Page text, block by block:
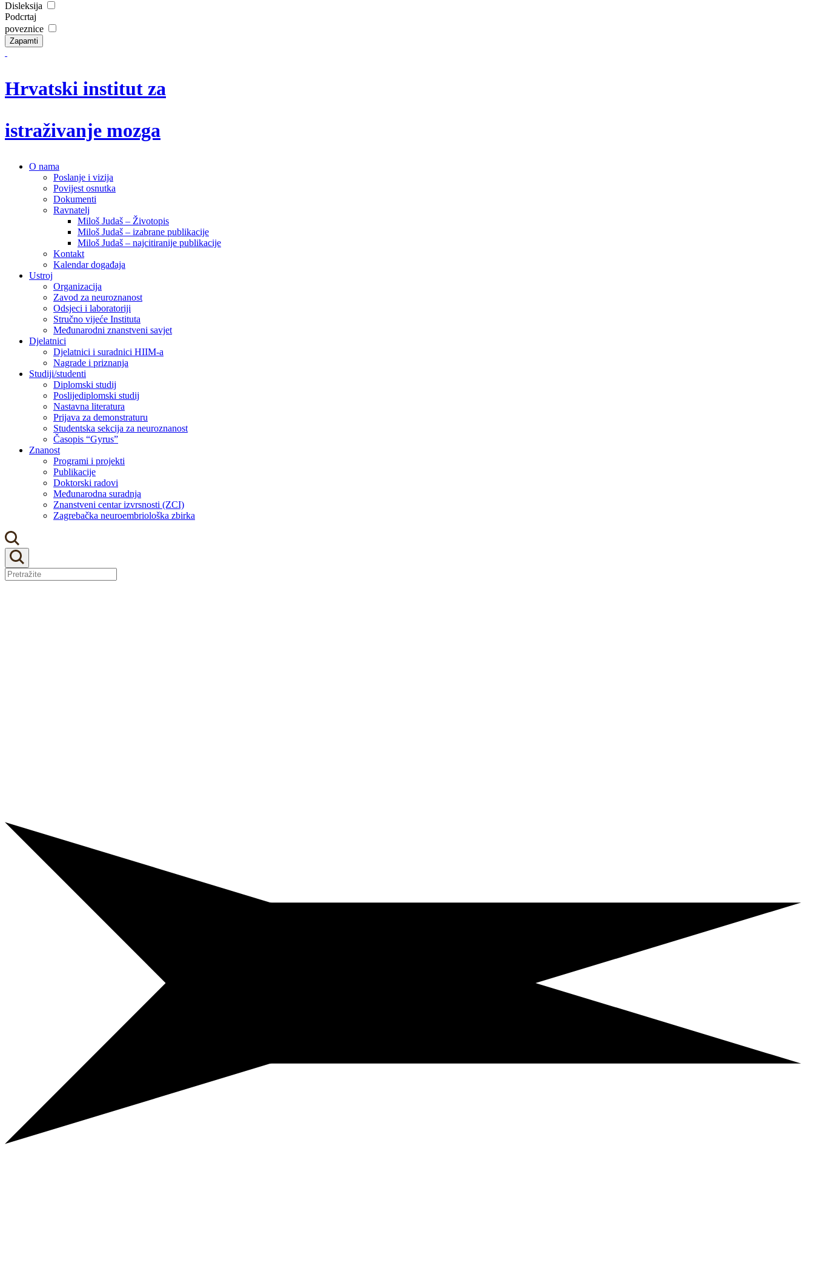
Disleksija
Podcrtaj
poveznice
Zapamti
Hrvatski institut za
istraživanje mozga
O nama
Poslanje i vizija
Povijest osnutka
Dokumenti
Ravnatelj
Miloš Judaš – Životopis
Miloš Judaš – izabrane publikacije
Miloš Judaš – najcitiranije publikacije
Kontakt
Kalendar događaja
Ustroj
Organizacija
Zavod za neuroznanost
Odsjeci i laboratoriji
Stručno vijeće Instituta
Međunarodni znanstveni savjet
Djelatnici
Djelatnici i suradnici HIIM-a
Nagrade i priznanja
Studiji/studenti
Diplomski studij
Poslijediplomski studij
Nastavna literatura
Prijava za demonstraturu
Studentska sekcija za neuroznanost
Časopis “Gyrus”
Znanost
Programi i projekti
Publikacije
Doktorski radovi
Međunarodna suradnja
Znanstveni centar izvrsnosti (ZCI)
Zagrebačka neuroembriološka zbirka